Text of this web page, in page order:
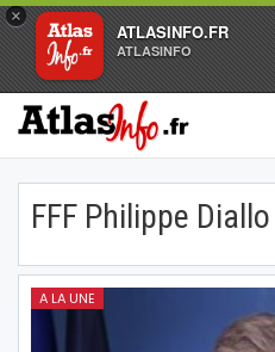
×
ATLASINFO.FR
ATLASINFO
FFF Philippe Diallo
A LA UNE